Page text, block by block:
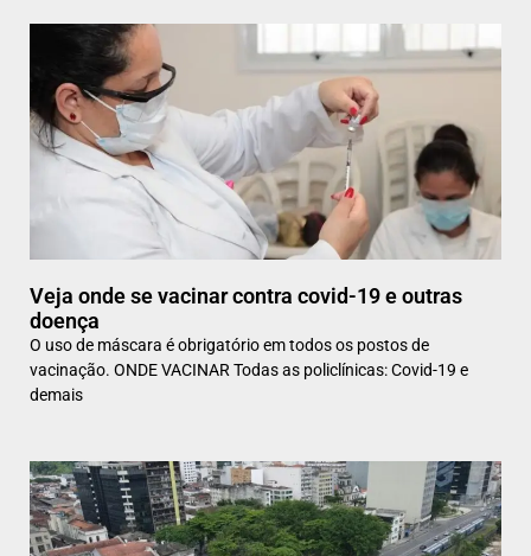
Veja onde se vacinar contra covid-19 e outras
doença
O uso de máscara é obrigatório em todos os postos de
vacinação. ONDE VACINAR Todas as policlínicas: Covid-19 e
demais